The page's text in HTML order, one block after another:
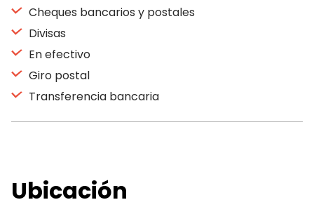
Cheques bancarios y postales
Divisas
En efectivo
Giro postal
Transferencia bancaria
Ubicación